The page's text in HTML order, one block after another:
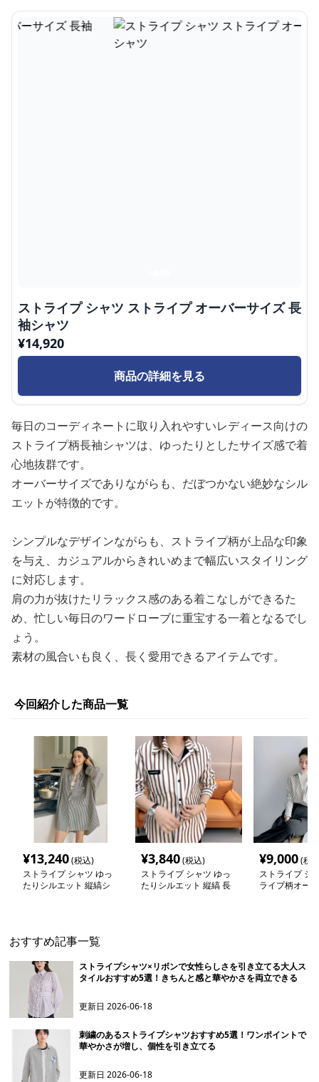
ストライプ シャツ ストライプ オーバーサイズ 長
袖シャツ
¥14,920
商品の詳細を見る
毎日のコーディネートに取り入れやすいレディース向けの
ストライプ柄長袖シャツは、ゆったりとしたサイズ感で着
心地抜群です。
オーバーサイズでありながらも、だぼつかない絶妙なシル
エットが特徴的です。
シンプルなデザインながらも、ストライプ柄が上品な印象
を与え、カジュアルからきれいめまで幅広いスタイリング
に対応します。
肩の力が抜けたリラックス感のある着こなしができるた
め、忙しい毎日のワードローブに重宝する一着となるでし
ょう。
素材の風合いも良く、長く愛用できるアイテムです。
今回紹介した商品一覧
¥13,240(税込)
ストライプ シャツ ゆっ
たりシルエット 縦縞シ
¥3,840(税込)
ストライプ シャツ ゆっ
たりシルエット 縦縞 長
¥9,000(税
ストライプ シ
ライプ柄オー
おすすめ記事一覧
ストライプシャツ×リボンで女性らしさを引き立てる大人ス
タイルおすすめ5選！きちんと感と華やかさを両立できる
更新日2026-06-18
刺繍のあるストライプシャツおすすめ5選！ワンポイントで
華やかさが増し、個性を引き立てる
更新日2026-06-18